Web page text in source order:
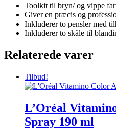
Toolkit til bryn/ og vippe
Giver en præcis og
Inkluderer to pensler med
Inkluderer to skåle til
Relaterede varer
Tilbud!
L’Oréal
Spray 190 ml